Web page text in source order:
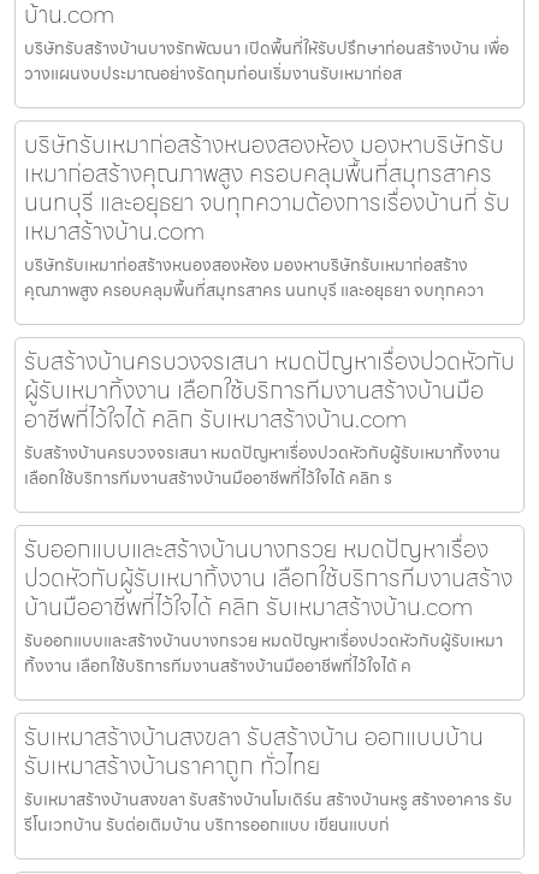
บ้าน.com
บริษัทรับสร้างบ้านบางรักพัฒนา เปิดพื้นที่ให้รับปรึกษาก่อนสร้างบ้าน เพื่อ
วางแผนงบประมาณอย่างรัดกุมก่อนเริ่มงานรับเหมาก่อส
บริษัทรับเหมาก่อสร้างหนองสองห้อง มองหาบริษัทรับ
เหมาก่อสร้างคุณภาพสูง ครอบคลุมพื้นที่สมุทรสาคร
นนทบุรี และอยุธยา จบทุกความต้องการเรื่องบ้านที่ รับ
เหมาสร้างบ้าน.com
บริษัทรับเหมาก่อสร้างหนองสองห้อง มองหาบริษัทรับเหมาก่อสร้าง
คุณภาพสูง ครอบคลุมพื้นที่สมุทรสาคร นนทบุรี และอยุธยา จบทุกควา
รับสร้างบ้านครบวงจรเสนา หมดปัญหาเรื่องปวดหัวกับ
ผู้รับเหมาทิ้งงาน เลือกใช้บริการทีมงานสร้างบ้านมือ
อาชีพที่ไว้ใจได้ คลิก รับเหมาสร้างบ้าน.com
รับสร้างบ้านครบวงจรเสนา หมดปัญหาเรื่องปวดหัวกับผู้รับเหมาทิ้งงาน
เลือกใช้บริการทีมงานสร้างบ้านมืออาชีพที่ไว้ใจได้ คลิก ร
รับออกแบบและสร้างบ้านบางกรวย หมดปัญหาเรื่อง
ปวดหัวกับผู้รับเหมาทิ้งงาน เลือกใช้บริการทีมงานสร้าง
บ้านมืออาชีพที่ไว้ใจได้ คลิก รับเหมาสร้างบ้าน.com
รับออกแบบและสร้างบ้านบางกรวย หมดปัญหาเรื่องปวดหัวกับผู้รับเหมา
ทิ้งงาน เลือกใช้บริการทีมงานสร้างบ้านมืออาชีพที่ไว้ใจได้ ค
รับเหมาสร้างบ้านสงขลา รับสร้างบ้าน ออกแบบบ้าน
รับเหมาสร้างบ้านราคาถูก ทั่วไทย
รับเหมาสร้างบ้านสงขลา รับสร้างบ้านโมเดิร์น สร้างบ้านหรู สร้างอาคาร รับ
รีโนเวทบ้าน รับต่อเติมบ้าน บริการออกแบบ เขียนแบบก่